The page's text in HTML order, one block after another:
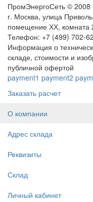
ПромЭнергоСеть ©
г. Москва, улица
помещение ХХ, комната
Телефон: +7 (499) 702-
Информация о
складе, стоимости и
публичной офертой
payment1 payment2
Заказать расчет
О компании
Адрес склада
Реквизиты
Склад
Личный кабинет